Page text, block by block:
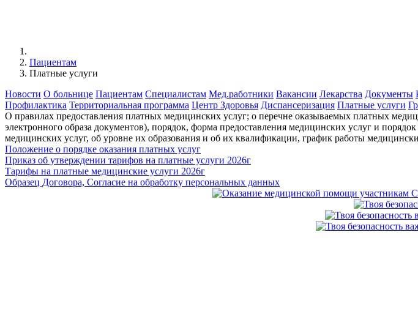
Пациентам
Платные услуги
Новости О больнице Пациентам Специалистам Мед.работники Вакансии Лекарства Документы
Профилактика Территориальная программа Центр Здоровья Диспансеризация Платные услуги
О правилах предоставления платных медицинских услуг; о перечне оказываемых платных
электронного образа документов), порядок, форма предоставления медицинских услуг и
медицинских услуг, об уровне их образования и об их квалификации, график работы
Положение о порядке оказания платных услуг
Приказ об утверждении тарифов на платные услуги 2026г
Тарифы на платные медицинские услуги 2026г
Образец Договора, Согласие на обработку персональных данных